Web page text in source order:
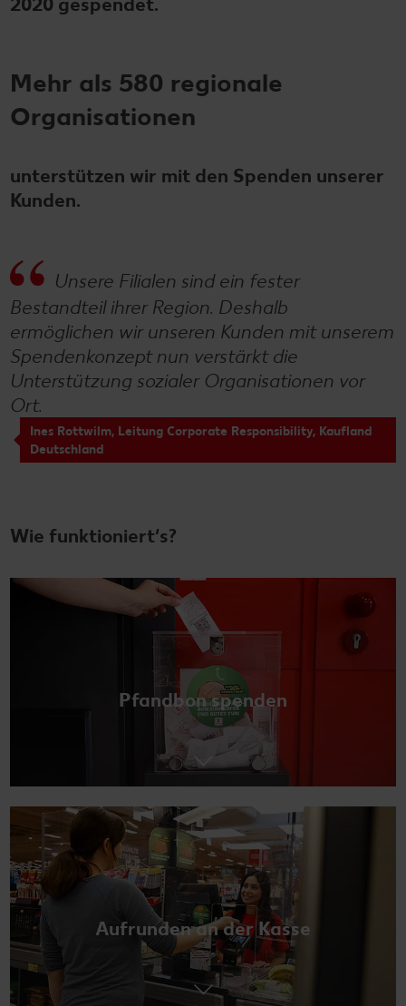
Mehr als 580 regionale
Organisationen
unterstützen wir mit den Spenden unserer
Kunden.
Unsere Filialen sind ein fester
Bestandteil ihrer Region. Deshalb
ermöglichen wir unseren Kunden mit unserem
Spendenkonzept nun verstärkt die
Unterstützung sozialer Organisationen vor
Ort.
Ines Rottwilm, Leitung Corporate Responsibility, Kaufland
Deutschland
Wie funktioniert‘s?
Pfandbon spenden
Aufrunden an der Kasse